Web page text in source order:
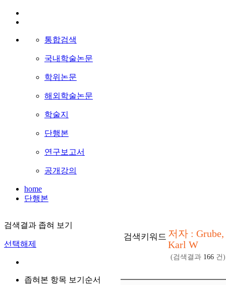
통합검색
국내학술논문
학위논문
해외학술논문
학술지
단행본
연구보고서
공개강의
home
단행본
검색결과 좁혀 보기
선택해제
좁혀본 항목 보기순서
검색키워드 저자 : Grube,
Karl W
(검색결과 166 건)